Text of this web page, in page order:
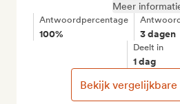
Meer
Antwoordpercentage
100% 3 dagen
Deelt in
1 dag
Bekijk